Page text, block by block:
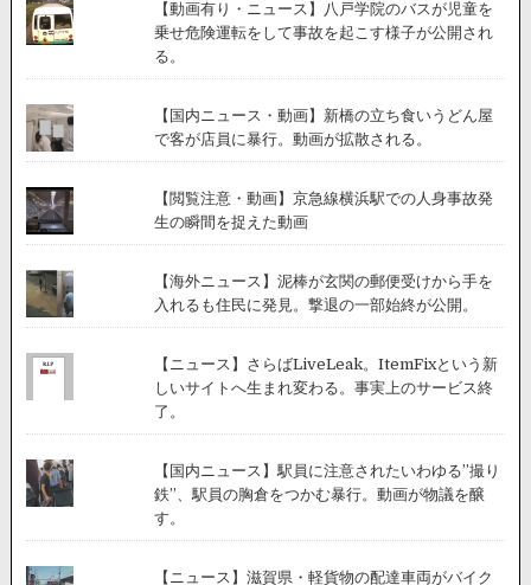
事
故。
【動画有り・ニュース】八戸学院のバスが児童を
乗せ危険運転をして事故を起こす様子が公開され
る。
【国内ニュース・動画】新橋の立ち食いうどん屋
で客が店員に暴行。動画が拡散される。
【閲覧注意・動画】京急線横浜駅での人身事故発
生の瞬間を捉えた動画
【海外ニュース】泥棒が玄関の郵便受けから手を
入れるも住民に発見。撃退の一部始終が公開。
【ニュース】さらばLiveLeak。ItemFixという新
しいサイトへ生まれ変わる。事実上のサービス終
了。
【国内ニュース】駅員に注意されたいわゆる”撮り
鉄”、駅員の胸倉をつかむ暴行。動画が物議を醸
す。
【ニュース】滋賀県・軽貨物の配達車両がバイク